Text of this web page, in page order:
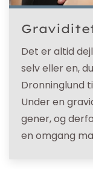
Det er altid
selv eller en,
Dronninglund
Under en
gener, og
en omgang